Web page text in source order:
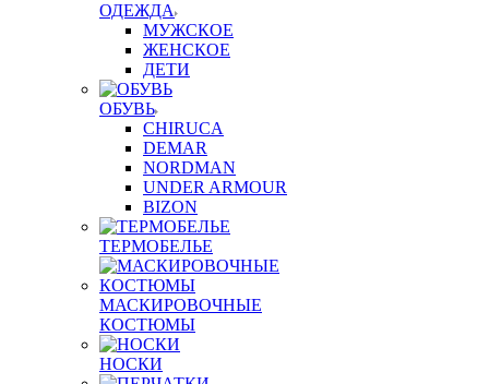
ОДЕЖДА
МУЖСКОЕ
ЖЕНСКОЕ
ДЕТИ
ОБУВЬ
CHIRUCA
DEMAR
NORDMAN
UNDER ARMOUR
BIZON
ТЕРМОБЕЛЬЕ
МАСКИРОВОЧНЫЕ
КОСТЮМЫ
НОСКИ